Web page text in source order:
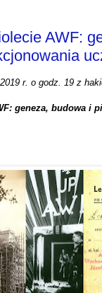
AWF:
r. o godz. 19 z
geneza, budowa i